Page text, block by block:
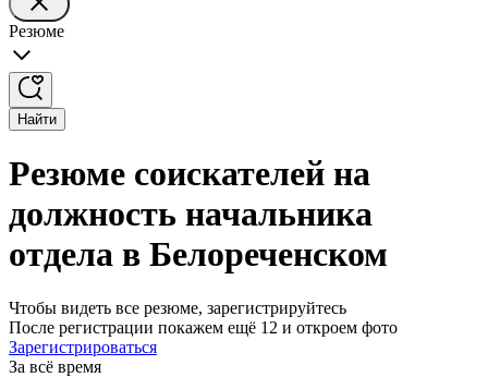
Резюме
Найти
Резюме соискателей на
должность начальника
отдела в Белореченском
Чтобы видеть все резюме, зарегистрируйтесь
После регистрации покажем ещё 12 и откроем фото
Зарегистрироваться
За всё время